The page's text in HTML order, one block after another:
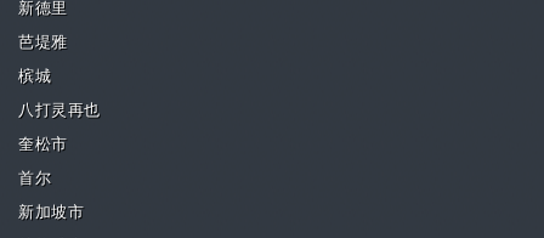
新德里
芭堤雅
槟城
八打灵再也
奎松市
首尔
新加坡市